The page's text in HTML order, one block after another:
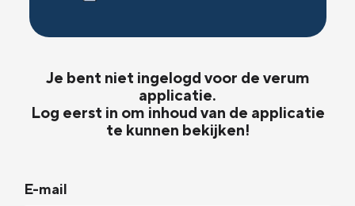
Je bent niet ingelogd voor de verum
applicatie.
Log eerst in om inhoud van de applicatie
te kunnen bekijken!
E-mail